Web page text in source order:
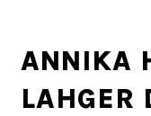
ANNIKA
LAHGER